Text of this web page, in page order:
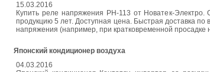
15.03.2016
Купить реле напряжения РН-113 от Новатек-
продукцию 5 лет. Доступная цена. Быстрая доставка
напряжения (например, при кратковременной
Японский кондиционер воздуха
04.03.2016